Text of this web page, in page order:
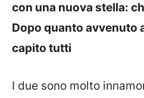
con una nuova stella:
Dopo quanto avvenuto
capito tutti
I due sono molto